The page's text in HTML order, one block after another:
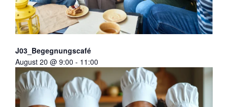
J03_Begegnungscafé
August 20 @ 9:00 - 11:00